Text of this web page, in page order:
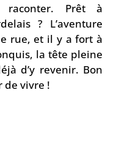
raconter. Prêt à
? L’aventure
rue, et il y a fort à
la tête pleine
d’y revenir. Bon
de vivre !